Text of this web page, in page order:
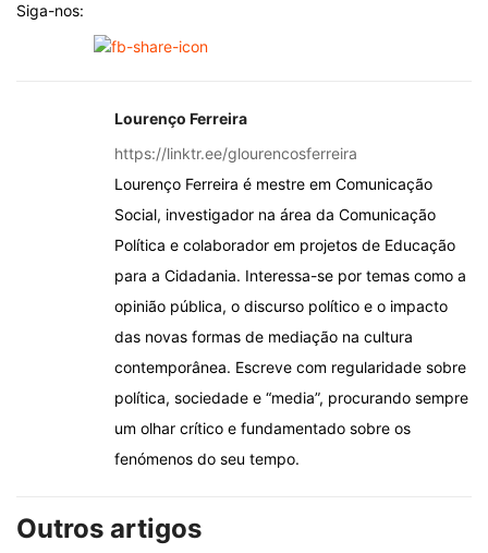
Siga-nos:
Lourenço Ferreira
https://linktr.ee/glourencosferreira
Lourenço Ferreira é mestre em Comunicação
Social, investigador na área da Comunicação
Política e colaborador em projetos de Educação
para a Cidadania. Interessa-se por temas como a
opinião pública, o discurso político e o impacto
das novas formas de mediação na cultura
contemporânea. Escreve com regularidade sobre
política, sociedade e “media”, procurando sempre
um olhar crítico e fundamentado sobre os
fenómenos do seu tempo.
Outros artigos